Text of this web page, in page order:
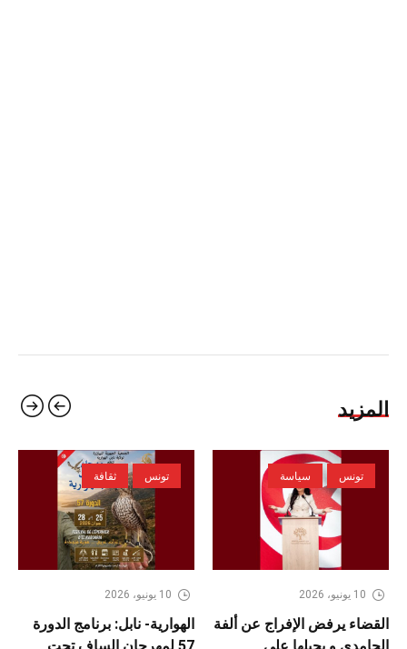
المزيد
تونس سياسة
10 يونيو، 2026
القضاء يرفض الإفراج عن ألفة
تونس ثقافة
10 يونيو، 2026
الهوارية- نابل: برنامج الدورة